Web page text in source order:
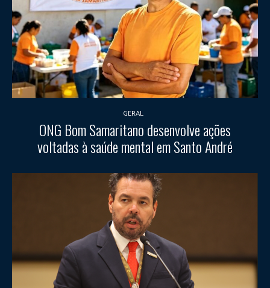
GERAL
ONG Bom Samaritano desenvolve ações
voltadas à saúde mental em Santo André